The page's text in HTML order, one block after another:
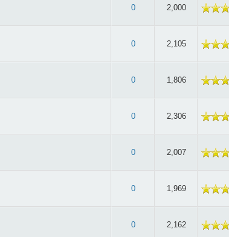
0 2,000
0 2,105
0 1,806
0 2,306
0 2,007
0 1,969
0 2,162